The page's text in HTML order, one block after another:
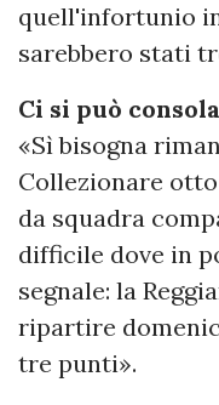
quell'infortunio
sarebbero stati
Ci si può
«Sì bisogna
Collezionare
da squadra
difficile dove in
segnale: la
ripartire
tre punti».